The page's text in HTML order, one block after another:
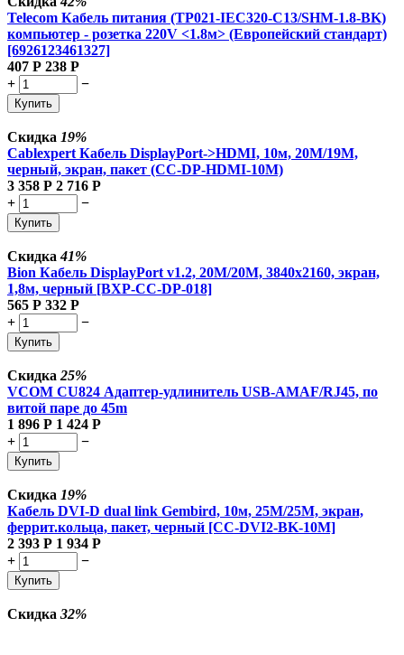
Telecom Кабель питания (TP021-IEC320-C13/SHM-1.8-BK)
компьютер - розетка 220V <1.8м> (Европейский стандарт)
[6926123461327]
407 Р 238 Р
+
−
Купить
Скидка 19%
Cablexpert Кабель DisplayPort->HDMI, 10м, 20M/19M,
черный, экран, пакет (CC-DP-HDMI-10M)
3 358 Р 2 716 Р
+
−
Купить
Скидка41%
Bion Кабель DisplayPort v1.2, 20M/20M, 3840x2160, экран,
1,8м, черный [BXP-CC-DP-018]
565 Р 332 Р
+
−
Купить
Скидка 25%
VCOM CU824 Адаптер-удлинитель USB-AMAF/RJ45, по
витой паре до 45m
1 896 Р 1 424 Р
+
−
Купить
Скидка 19%
Кабель DVI-D dual link Gembird, 10м, 25M/25M, экран,
феррит.кольца, пакет, черный [CC-DVI2-BK-10M]
2 393 Р 1 934 Р
+
−
Купить
Скидка 32%